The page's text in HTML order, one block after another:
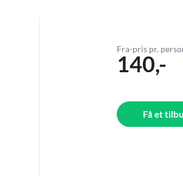
Fra-pris pr.
140,-
Få et